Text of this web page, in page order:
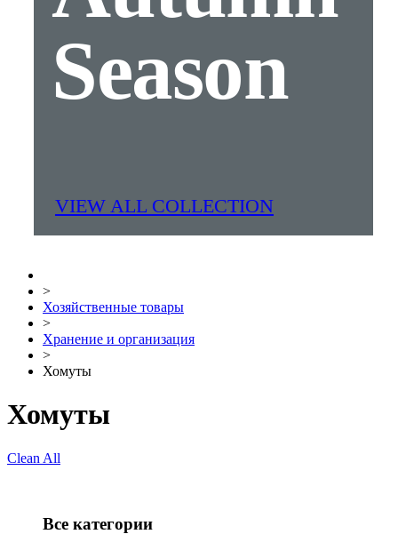
Season
VIEW ALL COLLECTION
>
Хозяйственные товары
>
Хранение и организация
>
Хомуты
Хомуты
Clean All
Все категории